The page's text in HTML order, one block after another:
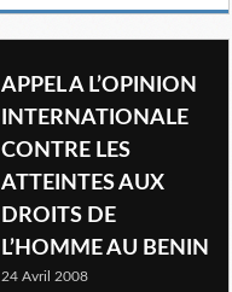
APPEL A L’OPINION
INTERNATIONALE
CONTRE LES
ATTEINTES AUX
DROITS DE
L’HOMME AU BENIN
24 Avril 2008